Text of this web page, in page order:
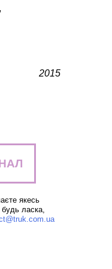
2015
якесь
ласка,